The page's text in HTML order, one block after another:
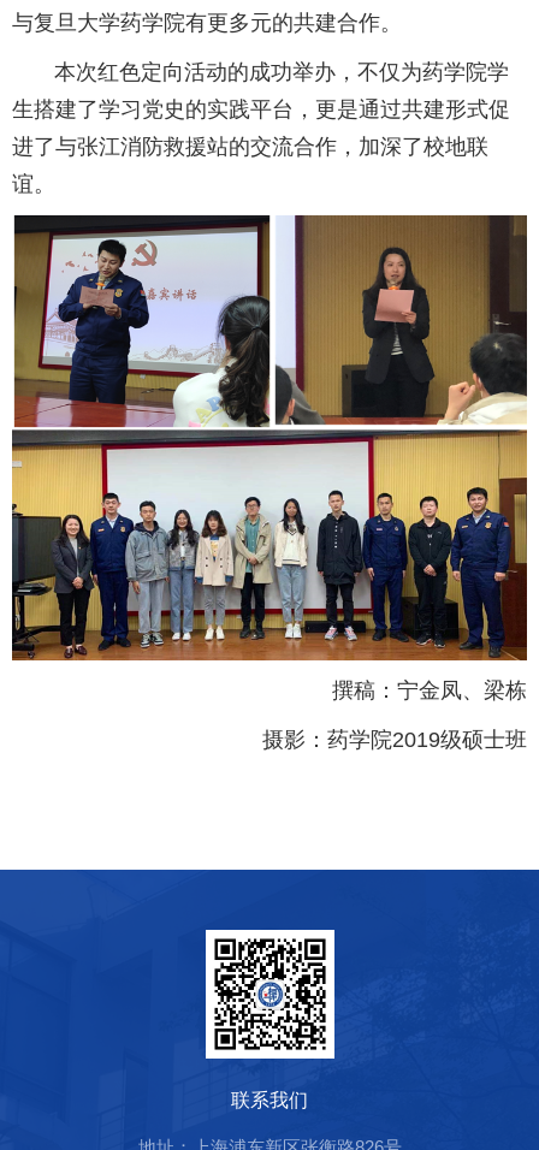
与复旦大学药学院有更多元的共建合作。
本次红色定向活动的成功举办，不仅为药学院学
生搭建了学习党史的实践平台，更是通过共建形式促
进了与张江消防救援站的交流合作，加深了校地联
谊。
撰稿：宁金凤、梁栋
摄影：药学院2019级硕士班
联系我们